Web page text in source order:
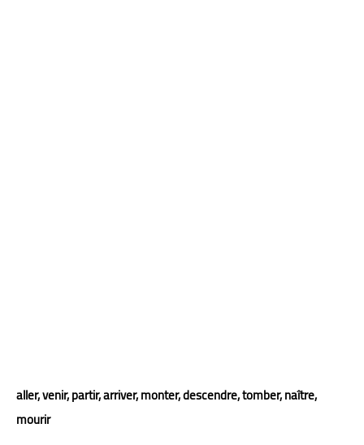
aller, venir, partir, arriver, monter, descendre, tomber, naître,
mourir